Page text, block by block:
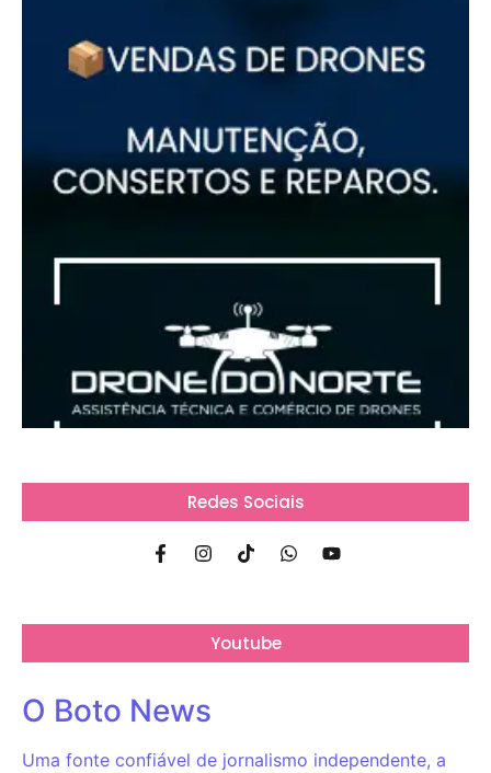
Redes Sociais
Youtube
O Boto News
Uma fonte confiável de jornalismo independente, a